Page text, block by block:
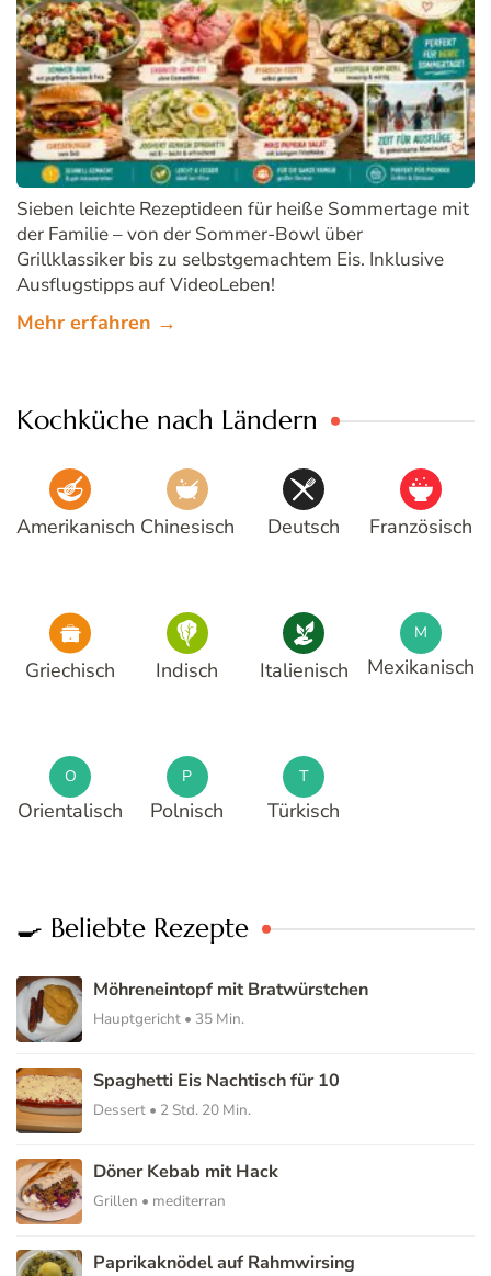
Sieben leichte Rezeptideen für heiße Sommertage mit
der Familie – von der Sommer-Bowl über
Grillklassiker bis zu selbstgemachtem Eis. Inklusive
Ausflugstipps auf VideoLeben!
Mehr erfahren →
Kochküche nach Ländern
Amerikanisch Chinesisch Deutsch Französisch
Griechisch Indisch Italienisch
M
Mexikanisch
O
Orientalisch
P
Polnisch
T
Türkisch
🍳 Beliebte Rezepte
Möhreneintopf mit Bratwürstchen
Hauptgericht • 35 Min.
Spaghetti Eis Nachtisch für 10
Dessert • 2 Std. 20 Min.
Döner Kebab mit Hack
Grillen • mediterran
Paprikaknödel auf Rahmwirsing